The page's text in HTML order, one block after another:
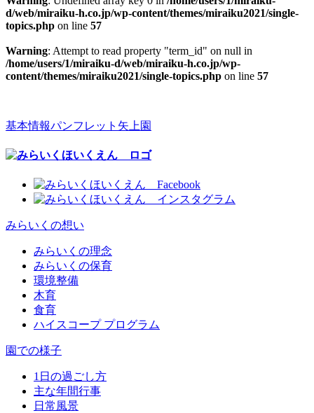
d/web/miraiku-h.co.jp/wp-content/themes/miraiku2021/single-
topics.php on line 57
Warning: Attempt to read property "term_id" on null in
/home/users/1/miraiku-d/web/miraiku-h.co.jp/wp-
content/themes/miraiku2021/single-topics.php on line 57
基本情報パンフレット矢上園
みらいくの想い
みらいくの理念
みらいくの保育
環境整備
木育
食育
ハイスコープ プログラム
園での様子
1日の過ごし方
主な年間行事
日常風景